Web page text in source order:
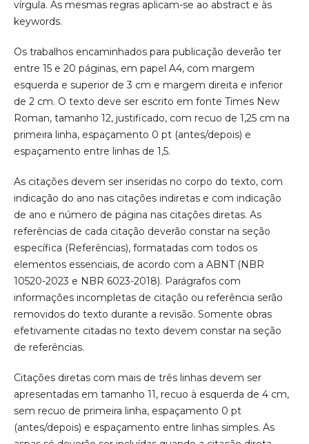
vírgula. As mesmas regras aplicam-se ao abstract e às
keywords.
Os trabalhos encaminhados para publicação deverão ter
entre 15 e 20 páginas, em papel A4, com margem
esquerda e superior de 3 cm e margem direita e inferior
de 2 cm. O texto deve ser escrito em fonte Times New
Roman, tamanho 12, justificado, com recuo de 1,25 cm na
primeira linha, espaçamento 0 pt (antes/depois) e
espaçamento entre linhas de 1,5.
As citações devem ser inseridas no corpo do texto, com
indicação do ano nas citações indiretas e com indicação
de ano e número de página nas citações diretas. As
referências de cada citação deverão constar na seção
específica (Referências), formatadas com todos os
elementos essenciais, de acordo com a ABNT (NBR
10520-2023 e NBR 6023-2018). Parágrafos com
informações incompletas de citação ou referência serão
removidos do texto durante a revisão. Somente obras
efetivamente citadas no texto devem constar na seção
de referências.
Citações diretas com mais de três linhas devem ser
apresentadas em tamanho 11, recuo à esquerda de 4 cm,
sem recuo de primeira linha, espaçamento 0 pt
(antes/depois) e espaçamento entre linhas simples. As